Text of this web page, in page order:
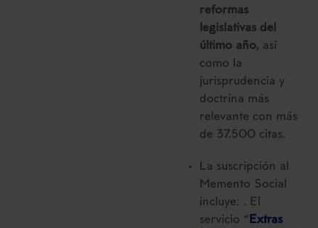
reformas
legislativas del
último año, así
como la
jurisprudencia y
doctrina más
relevante con más
de 37.500 citas.
La suscripción al
Memento Social
incluye: . El
servicio “Extras